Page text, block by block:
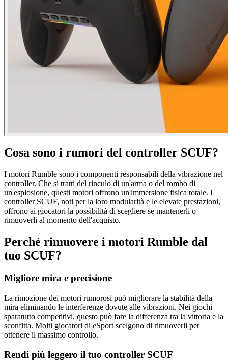
Cosa sono i rumori del controller SCUF?
I motori Rumble sono i componenti responsabili della vibrazione nel
controller. Che si tratti del rinculo di un'arma o del rombo di
un'esplosione, questi motori offrono un'immersione fisica totale. I
controller SCUF, noti per la loro modularità e le elevate prestazioni,
offrono ai giocatori la possibilità di scegliere se mantenerli o
rimuoverli al momento dell'acquisto.
Perché rimuovere i motori Rumble dal
tuo SCUF?
Migliore mira e precisione
La rimozione dei motori rumorosi può migliorare la stabilità della
mira eliminando le interferenze dovute alle vibrazioni. Nei giochi
sparatutto competitivi, questo può fare la differenza tra la vittoria e la
sconfitta. Molti giocatori di eSport scelgono di rimuoverli per
ottenere il massimo controllo.
Rendi più leggero il tuo controller SCUF